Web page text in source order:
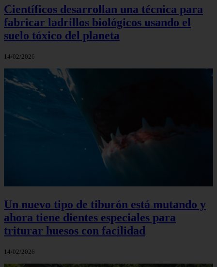
Científicos desarrollan una técnica para
fabricar ladrillos biológicos usando el
suelo tóxico del planeta
14/02/2026
Un nuevo tipo de tiburón está mutando y
ahora tiene dientes especiales para
triturar huesos con facilidad
14/02/2026